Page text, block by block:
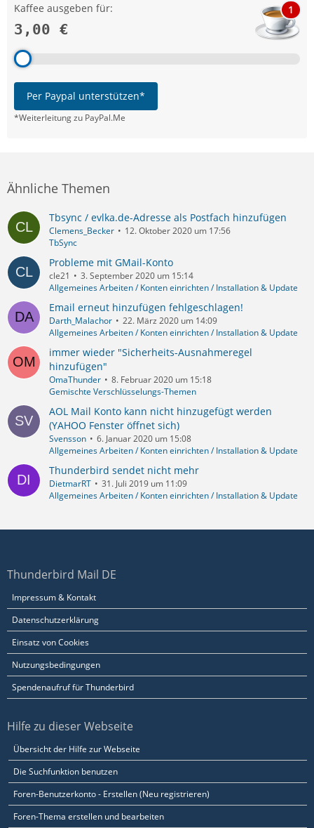
Kaffee ausgeben für:
3,00 €
1
Per Paypal unterstützen*
*Weiterleitung zu PayPal.Me
Ähnliche Themen
Tbsync / evlka.de-Adresse als Postfach hinzufügen
Clemens_Becker
12. Oktober 2020 um 17:56
TbSync
Probleme mit GMail-Konto
cle21
3. September 2020 um 15:14
Allgemeines Arbeiten / Konten einrichten / Installation & Update
Email erneut hinzufügen fehlgeschlagen!
Darth_Malachor
22. März 2020 um 14:09
Allgemeines Arbeiten / Konten einrichten / Installation & Update
immer wieder "Sicherheits-Ausnahmeregel
hinzufügen"
OmaThunder
8. Februar 2020 um 15:18
Gemischte Verschlüsselungs-Themen
AOL Mail Konto kann nicht hinzugefügt werden
(YAHOO Fenster öffnet sich)
Svensson
6. Januar 2020 um 15:08
Allgemeines Arbeiten / Konten einrichten / Installation & Update
Thunderbird sendet nicht mehr
DietmarRT
31. Juli 2019 um 11:09
Allgemeines Arbeiten / Konten einrichten / Installation & Update
Thunderbird Mail DE
Impressum & Kontakt
Datenschutzerklärung
Einsatz von Cookies
Nutzungsbedingungen
Spendenaufruf für Thunderbird
Hilfe zu dieser Webseite
Übersicht der Hilfe zur Webseite
Die Suchfunktion benutzen
Foren-Benutzerkonto - Erstellen (Neu registrieren)
Foren-Thema erstellen und bearbeiten